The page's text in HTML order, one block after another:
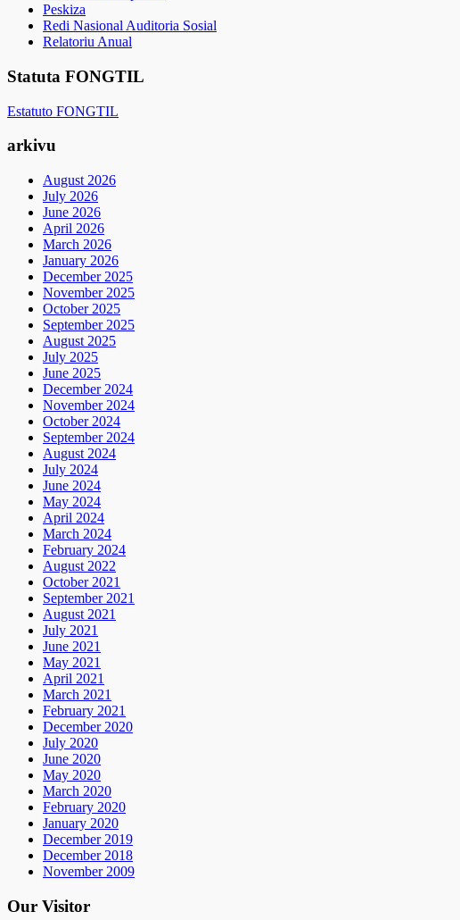
Peskiza
Redi Nasional Auditoria Sosial
Relatoriu Anual
Statuta FONGTIL
Estatuto FONGTIL
arkivu
August 2026
July 2026
June 2026
April 2026
March 2026
January 2026
December 2025
November 2025
October 2025
September 2025
August 2025
July 2025
June 2025
December 2024
November 2024
October 2024
September 2024
August 2024
July 2024
June 2024
May 2024
April 2024
March 2024
February 2024
August 2022
October 2021
September 2021
August 2021
July 2021
June 2021
May 2021
April 2021
March 2021
February 2021
December 2020
July 2020
June 2020
May 2020
March 2020
February 2020
January 2020
December 2019
December 2018
November 2009
Our Visitor